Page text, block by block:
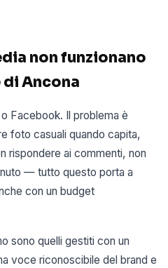
non funzionano
Ancona
Facebook. Il problema è
foto casuali quando capita,
rispondere ai commenti, non
— tutto questo porta a
con un budget
sono quelli gestiti con un
voce riconoscibile del brand e